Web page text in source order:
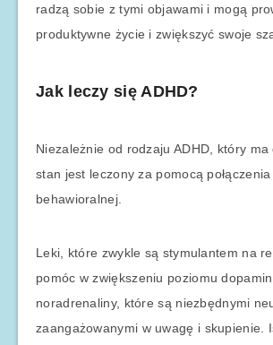
radzą sobie z tymi objawami i mogą
produktywne życie i zwiększyć swoje
Jak leczy się ADHD?
Niezależnie od rodzaju ADHD, który ma
stan jest leczony za pomocą
behawioralnej.
Leki, które zwykle są stymulantem na
pomóc w zwiększeniu poziomu
noradrenaliny, które są niezbędnymi
zaangażowanymi w uwagę i skupienie.